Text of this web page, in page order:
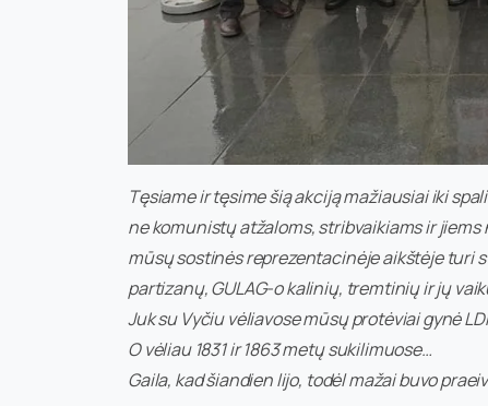
Tęsiame ir tęsime šią akciją mažiausiai iki
ne komunistų atžaloms, stribvaikiams ir
mūsų sostinės reprezentacinėje aikštėje turi
partizanų, GULAG-o kalinių, tremtinių ir jų
Juk su Vyčiu vėliavose mūsų protėviai gynė
O vėliau 1831 ir 1863 metų sukilimuose…
Gaila, kad šiandien lijo, todėl mažai buvo